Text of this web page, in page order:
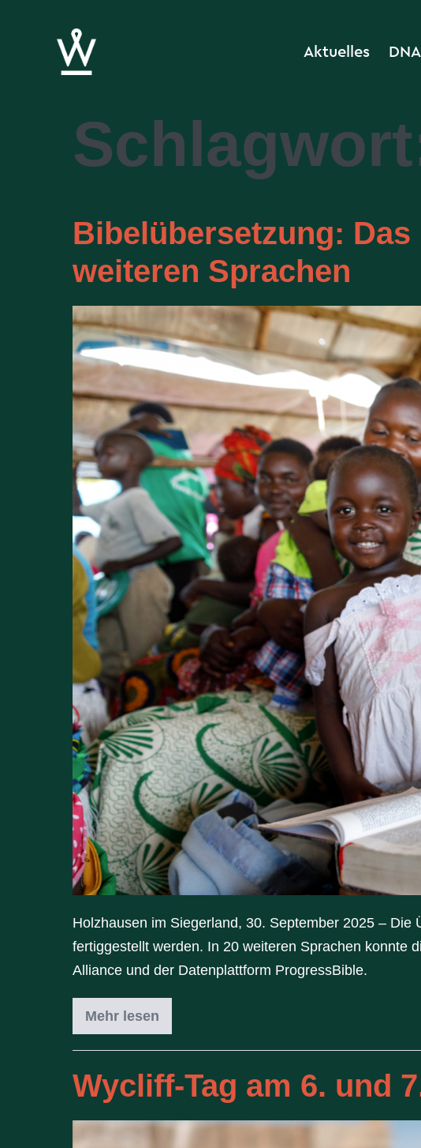
Aktuelles DNA
Bibelübersetzung: Das
weiteren Sprachen
Holzhausen im Siegerland, 30. September 2025 –
fertiggestellt werden. In 20 weiteren Sprachen konnte
Alliance und der Datenplattform ProgressBible.
Mehr lesen
Wycliff-Tag am 6. und